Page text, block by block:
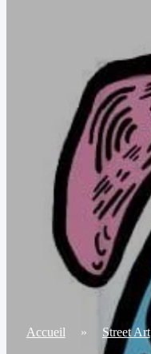
Accueil » Street Art